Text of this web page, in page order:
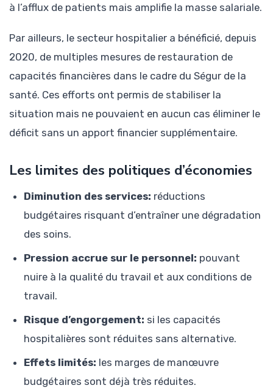
à l’afflux de patients mais amplifie la masse salariale.
Par ailleurs, le secteur hospitalier a bénéficié, depuis
2020, de multiples mesures de restauration de
capacités financières dans le cadre du Ségur de la
santé. Ces efforts ont permis de stabiliser la
situation mais ne pouvaient en aucun cas éliminer le
déficit sans un apport financier supplémentaire.
Les limites des politiques d’économies
Diminution des services: réductions
budgétaires risquant d’entraîner une dégradation
des soins.
Pression accrue sur le personnel: pouvant
nuire à la qualité du travail et aux conditions de
travail.
Risque d’engorgement: si les capacités
hospitalières sont réduites sans alternative.
Effets limités: les marges de manœuvre
budgétaires sont déjà très réduites.